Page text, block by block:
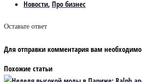
Новости, Про бизнес
Оставьте ответ
Для отправки комментария вам необходимо
Похожие статьи